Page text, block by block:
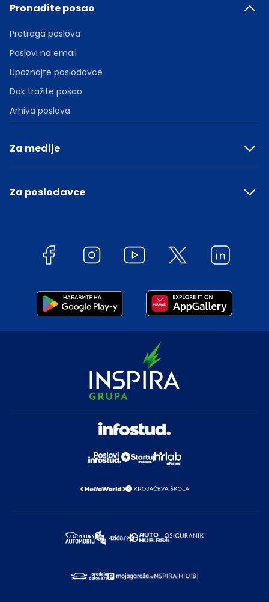
Pronađite posao
Pretraga poslova
Poslovi na email
Upoznajte poslodavce
Dok tražite posao
Arhiva poslova
Za medije
Za poslodavce